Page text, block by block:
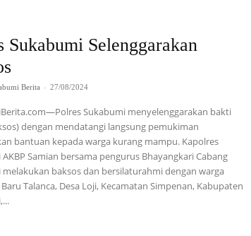
Sukabumi Selenggarakan
Berita - 27/08/2024
Sukabumi menyelenggarakan bakti
dengan mendatangi langsung pemukiman
bantuan kepada warga kurang mampu. Kapolres
Samian bersama pengurus Bhayangkari Cabang
melakukan baksos dan bersilaturahmi dengan warga
Talanca, Desa Loji, Kecamatan Simpenan, Kabupaten